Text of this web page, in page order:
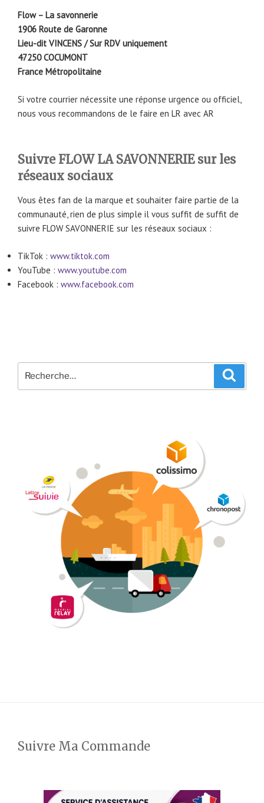
Flow – La savonnerie
1906 Route de Garonne
Lieu-dit VINCENS / Sur RDV uniquement
47250 COCUMONT
France Métropolitaine
Si votre courrier nécessite une réponse urgence ou officiel,
nous vous recommandons de le faire en LR avec AR
Suivre FLOW LA SAVONNERIE sur les
réseaux sociaux
Vous êtes fan de la marque et souhaiter faire partie de la
communauté, rien de plus simple il vous suffit de suffit de
suivre FLOW SAVONNERIE sur les réseaux sociaux :
TikTok : www.tiktok.com
YouTube : www.youtube.com
Facebook : www.facebook.com
pour
Suivre Ma Commande